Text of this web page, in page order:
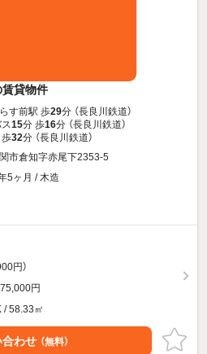
賃貸物件
す前駅 歩29分 （長良川鉄道）
15分 歩16分 （長良川鉄道）
32分 （長良川鉄道）
市倉知字赤尾下2353-5
5ヶ月 / 木造
円）
75,000円
/ 58.33㎡
合わせ （無料）